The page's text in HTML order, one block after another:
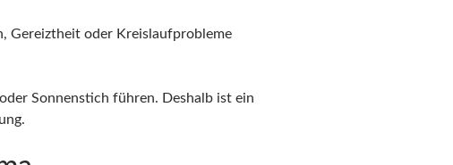
Gereiztheit oder Kreislaufprobleme
Sonnenstich führen. Deshalb ist ein